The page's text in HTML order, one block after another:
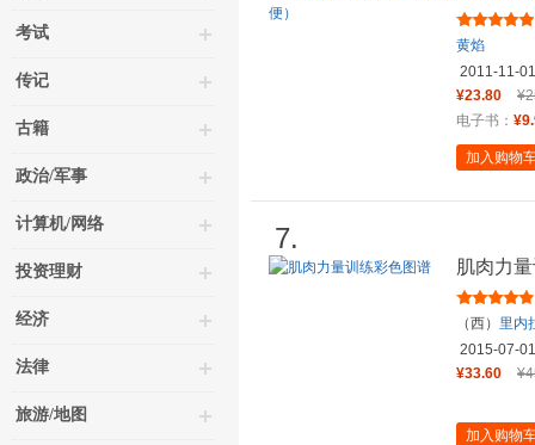
考试
传记
古籍
政治/军事
计算机/网络
投资理财
经济
法律
旅游/地图
版不含
黄焰
2011-11-01
¥23.80
电子书：
加入购物
7.
肌肉力
（西） 里内
2015-07-01
¥33.60
加入购物